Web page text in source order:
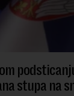
stupa na